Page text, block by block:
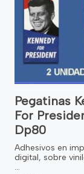
Pegatinas
For
Dp80
Adhesivos en
digital, sobre
...